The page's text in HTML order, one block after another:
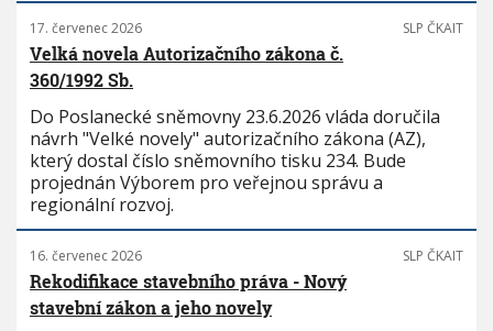
17. červenec 2026 SLP ČKAIT
Velká novela Autorizačního zákona č.
360/1992 Sb.
Do Poslanecké sněmovny 23.6.2026 vláda doručila
návrh "Velké novely" autorizačního zákona (AZ),
který dostal číslo sněmovního tisku 234. Bude
projednán Výborem pro veřejnou správu a
regionální rozvoj.
16. červenec 2026 SLP ČKAIT
Rekodifikace stavebního práva - Nový
stavební zákon a jeho novely